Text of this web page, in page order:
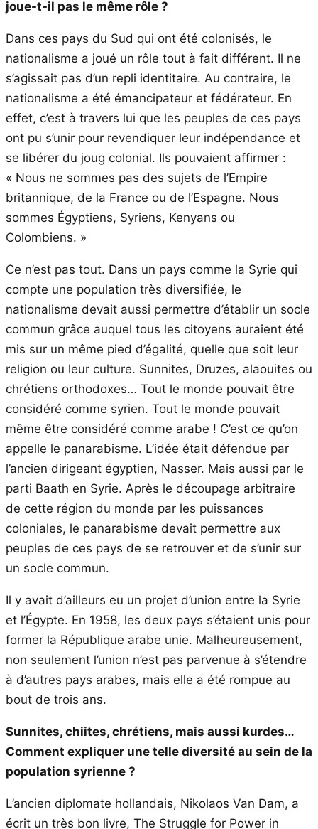
joue-t-il pas le même rôle ?
Dans ces pays du Sud qui ont été colonisés, le
nationalisme a joué un rôle tout à fait différent. Il ne
s’agissait pas d’un repli identitaire. Au contraire, le
nationalisme a été émancipateur et fédérateur. En
effet, c’est à travers lui que les peuples de ces pays
ont pu s’unir pour revendiquer leur indépendance et
se libérer du joug colonial. Ils pouvaient affirmer :
« Nous ne sommes pas des sujets de l’Empire
britannique, de la France ou de l’Espagne. Nous
sommes Égyptiens, Syriens, Kenyans ou
Colombiens. »
Ce n’est pas tout. Dans un pays comme la Syrie qui
compte une population très diversifiée, le
nationalisme devait aussi permettre d’établir un socle
commun grâce auquel tous les citoyens auraient été
mis sur un même pied d’égalité, quelle que soit leur
religion ou leur culture. Sunnites, Druzes, alaouites ou
chrétiens orthodoxes… Tout le monde pouvait être
considéré comme syrien. Tout le monde pouvait
même être considéré comme arabe ! C’est ce qu’on
appelle le panarabisme. L’idée était défendue par
l’ancien dirigeant égyptien, Nasser. Mais aussi par le
parti Baath en Syrie. Après le découpage arbitraire
de cette région du monde par les puissances
coloniales, le panarabisme devait permettre aux
peuples de ces pays de se retrouver et de s’unir sur
un socle commun.
Il y avait d’ailleurs eu un projet d’union entre la Syrie
et l’Égypte. En 1958, les deux pays s’étaient unis pour
former la République arabe unie. Malheureusement,
non seulement l’union n’est pas parvenue à s’étendre
à d’autres pays arabes, mais elle a été rompue au
bout de trois ans.
Sunnites, chiites, chrétiens, mais aussi kurdes…
Comment expliquer une telle diversité au sein de la
population syrienne ?
L’ancien diplomate hollandais, Nikolaos Van Dam, a
écrit un très bon livre, The Struggle for Power in